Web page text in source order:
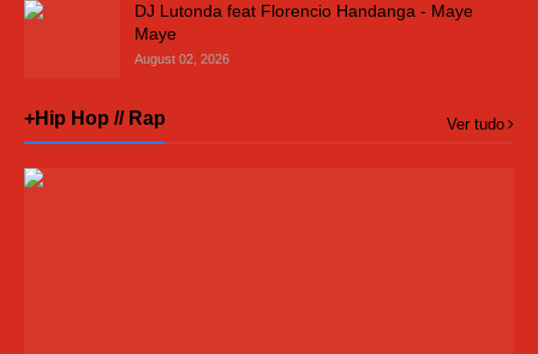
DJ Lutonda feat Florencio Handanga - Maye
Maye
August 02, 2026
+Hip Hop // Rap Ver tudo